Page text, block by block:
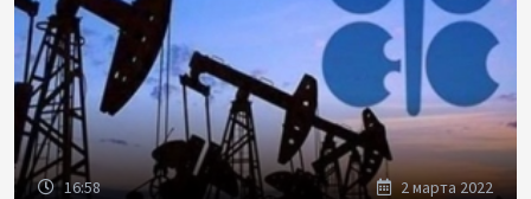
16:58 2 марта 2022